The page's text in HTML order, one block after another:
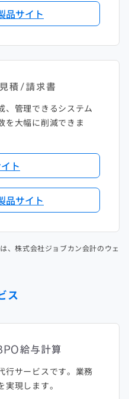
品サイト
、管理できるシステム
を大幅に削減できま
ト
品サイト
、株式会社ジョブカン会計のウェ
ス
行サービスです。業務
現します。